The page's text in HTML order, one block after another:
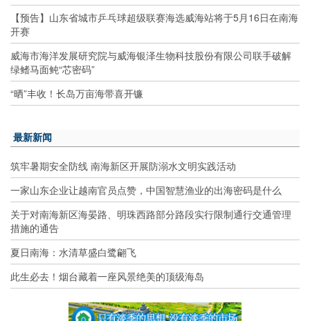
【预告】山东省城市乒乓球超级联赛海选威海站将于5月16日在南海
开赛
威海市海洋发展研究院与威海银泽生物科技股份有限公司联手破解
绿鳍马面鲀“芯密码”
“晒”丰收！长岛万亩海带喜开镰
最新新闻
筑牢暑期安全防线 南海新区开展防溺水文明实践活动
一家山东企业让越南官员点赞，中国智慧渔业的出海密码是什么
关于对南海新区海晏路、明珠西路部分路段实行限制通行交通管理
措施的通告
夏日南海：水清草盛白鹭翩飞
此生必去！烟台藏着一座风景绝美的顶级海岛